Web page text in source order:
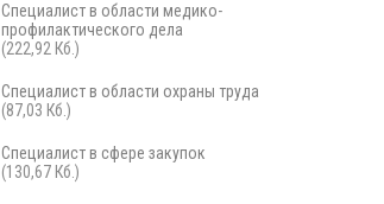
Специалист в области медико-
профилактического дела
(222,92 Кб.)
Специалист в области охраны труда
(87,03 Кб.)
Специалист в сфере закупок
(130,67 Кб.)